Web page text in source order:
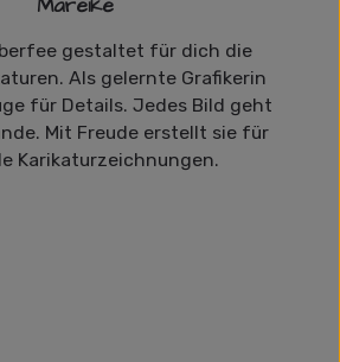
Mareike
gestaltet für dich die
Als gelernte Grafikerin
für Details. Jedes Bild geht
Mit Freude erstellt sie für
Karikaturzeichnungen.